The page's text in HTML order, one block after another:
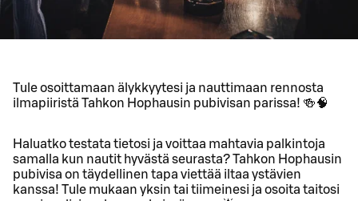
Tule osoittamaan älykkyytesi ja nauttimaan rennosta
ilmapiiristä Tahkon Hophausin pubivisan parissa! 🍻🧠
Haluatko testata tietosi ja voittaa mahtavia palkintoja
samalla kun nautit hyvästä seurasta? Tahkon Hophausin
pubivisa on täydellinen tapa viettää iltaa ystävien
kanssa! Tule mukaan yksin tai tiimeinesi ja osoita taitosi